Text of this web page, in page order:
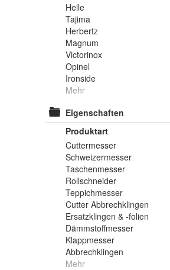
Helle
Tajima
Herbertz
Magnum
Victorinox
Opinel
Ironside
Mehr
Eigenschaften
Produktart
Cuttermesser
Schweizermesser
Taschenmesser
Rollschneider
Teppichmesser
Cutter Abbrechklingen
Ersatzklingen & -folien
Dämmstoffmesser
Klappmesser
Abbrechklingen
Mehr